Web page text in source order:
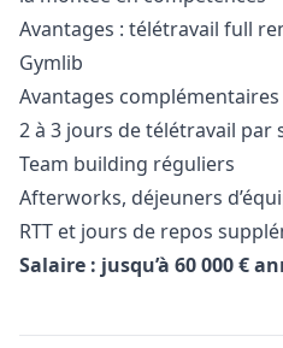
Avantages : télétravail full
Gymlib
Avantages complémentaires
2 à 3 jours de télétravail par
Team building réguliers
Afterworks, déjeuners
RTT et jours de repos
Salaire : jusqu’à 60 000 €